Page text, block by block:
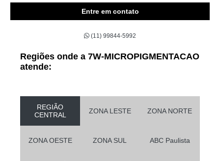
Entre em contato
(11) 99844-5992
Regiões onde a 7W-MICROPIGMENTACAO
atende:
REGIÃO
CENTRAL
ZONA LESTE ZONA NORTE
ZONA OESTE ZONA SUL ABC Paulista